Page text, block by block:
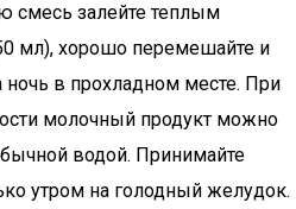
смесь залейте теплым
мл), хорошо перемешайте и
ночь в прохладном месте. При
молочный продукт можно
водой. Принимайте
утром на голодный желудок.